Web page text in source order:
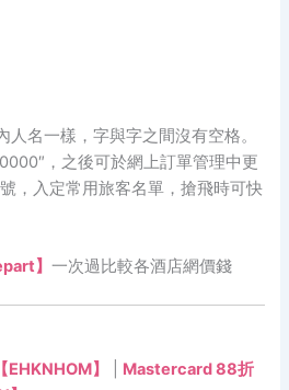
名一樣，字與字之間沒有空格。
，之後可於網上訂單管理中更
，入定常用旅客名單，搶飛時可快
】一次過比較各酒店網價錢
】
Mastercard 88折